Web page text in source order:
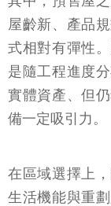
屋齡新、產品
式相對有彈性
是隨工程進度
實體資產、但
備一定吸引力。
在區域選擇上
生活機能與重